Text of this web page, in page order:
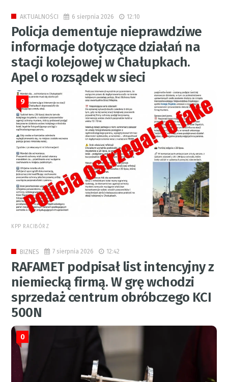
AKTUALNOŚCI 6 sierpnia 2026 12:10
Policja dementuje nieprawdziwe
informacje dotyczące działań na
stacji kolejowej w Chałupkach.
Apel o rozsądek w sieci
9
KPP RACIBÓRZ
BIZNES 7 sierpnia 2026 12:42
RAFAMET podpisał list intencyjny z
niemiecką firmą. W grę wchodzi
sprzedaż centrum obróbczego KCI
500N
0